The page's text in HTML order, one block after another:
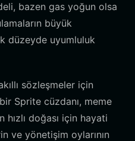
bazen gas yoğun olsa
büyük
düzeyde uyumluluk
sözleşmeler için
Sprite cüzdanı, meme
hızlı doğası için hayati
ve yönetişim oylarının